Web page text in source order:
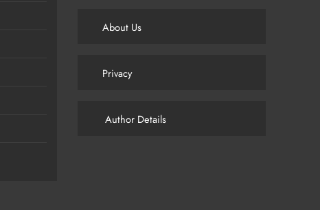
About Us
Privacy
Author Details